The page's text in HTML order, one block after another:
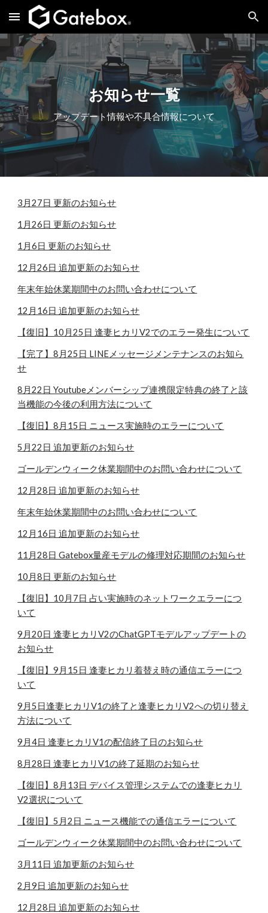
Skip to main content Skip to navigation
お知らせ一覧
アップデート情報や不具合情報について
3月27日 更新のお知らせ
1月26日 更新のお知らせ
1月6日 更新のお知らせ
12月26日 追加更新のお知らせ
年末年始休業期間中のお問い合わせについて
12月16日 追加更新のお知らせ
【復旧】10月25日 逢妻ヒカリV2でのエラー発生について
【完了】8月25日 LINEメッセージメンテナンスのお知ら
せ
8月22日 Youtubeメンバーシップ連携限定特典の終了と該
当機能の今後の利用方法について
【復旧】8月15日 ニュース実施時のエラーについて
5月22 日 追加更新のお知らせ
ゴールデンウィーク休業期間中のお問い合わせについて
12月28日 追加更新のお知らせ
年末年始休業期間中のお問い合わせについて
12月16日 追加更新のお知らせ
11月28日 Gatebox量産モデルの修理対応期間のお知らせ
10月8日 更新のお知らせ
【復旧】10月7日 占い実施時のネットワークエラーにつ
いて
9月20日 逢妻ヒカリV2のChatGPTモデルアップデートの
お知らせ
【復旧】9月15日 逢妻ヒカリ着替え時の通信エラーにつ
いて
9月5日逢妻ヒカリV1の終了と逢妻ヒカリV2への切り替え
方法について
9月4日 逢妻ヒカリV1の配信終了日のお知らせ
8月28日 逢妻ヒカリV1の終了延期のお知らせ
【復旧】8月13日 デバイス管理システムでの逢妻ヒカリ
V2選択について
【復旧】5月2日 ニュース機能での通信エラーについて
ゴールデンウィーク休業期間中のお問い合わせについて
3月11日 追加更新のお知らせ
2月9日 追加更新のお知らせ
12月28日 追加更新のお知らせ